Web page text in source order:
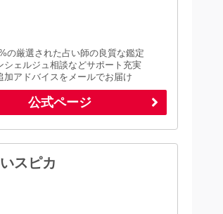
の厳選された占い師の良質な鑑定
シェルジュ相談などサポート充実
加アドバイスをメールでお届け
公式ページ
スピカ